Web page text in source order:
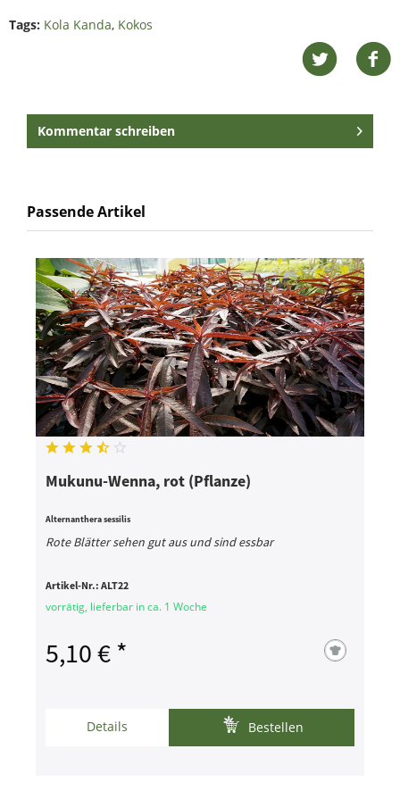
Tags: Kola Kanda, Kokos
Kommentar schreiben
Passende Artikel
Mukunu-Wenna, rot (Pflanze)
Alternanthera sessilis
Rote Blätter sehen gut aus und sind essbar
Artikel-Nr.: ALT22
vorrätig, lieferbar in ca. 1 Woche
5,10 € *
Details Bestellen